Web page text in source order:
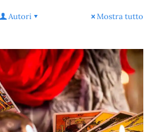
Autori Mostra tutto